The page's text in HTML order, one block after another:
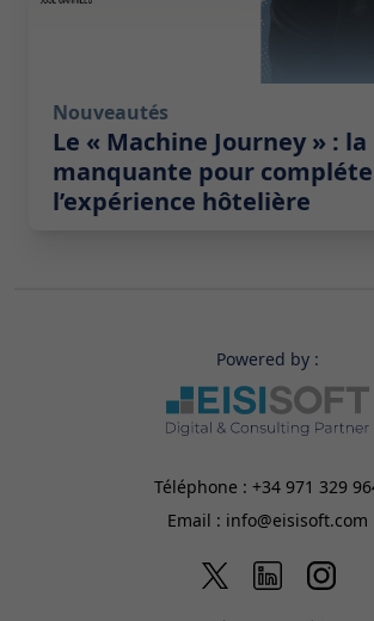
Nouveautés
Le « Machine Journey » :
manquante pour
l’expérience hôtelière
Powered by :
Téléphone : +34 971 329
Email : info@eisisoft.com